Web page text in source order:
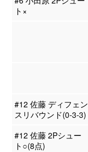
ト×
#12 佐藤 ディフェン
スリバウンド(0-3-3)
#12 佐藤 2Pシュー
ト○(8点)